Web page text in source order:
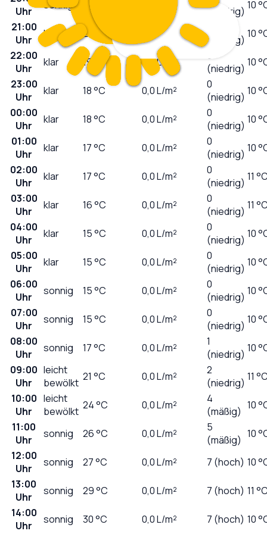
Uhr
sonnig 25
(niedrig) 10
21:00
Uhr
klar 21 °C L/m²
(niedrig) 10
22:00
Uhr
klar 19 °C 0,0L/m²
0
(niedrig) 10
23:00
Uhr
klar 18°C 0,0L/m²
0
(niedrig) 10
00:00
Uhr
klar 18°C 0,0L/m²
0
(niedrig) 10
01:00
Uhr
klar 17°C 0,0L/m²
0
(niedrig) 10
02:00
Uhr
klar 17°C 0,0L/m²
0
(niedrig) 11
03:00
Uhr
klar 16°C 0,0L/m²
0
(niedrig) 11
04:00
Uhr
klar 15°C 0,0L/m²
0
(niedrig) 10
05:00
Uhr
klar 15°C 0,0L/m²
0
(niedrig) 10
06:00
Uhr
sonnig 15°C 0,0L/m²
0
(niedrig) 10
07:00
Uhr
sonnig 15°C 0,0L/m²
0
(niedrig) 10
08:00
Uhr
sonnig 17°C 0,0L/m²
1
(niedrig) 10
09:00
Uhr
leicht
bewölkt 21 °C 0,0L/m²
2
(niedrig) 11
10:00
Uhr
leicht
bewölkt 24°C 0,0L/m²
4
(mäßig) 10
11:00
Uhr
sonnig 26°C 0,0L/m²
5
(mäßig) 10
12:00
Uhr
sonnig 27°C 0,0L/m² 7 (hoch) 10
13:00
Uhr
sonnig 29°C 0,0L/m² 7 (hoch) 11
14:00
Uhr
sonnig 30°C 0,0L/m² 7 (hoch) 10